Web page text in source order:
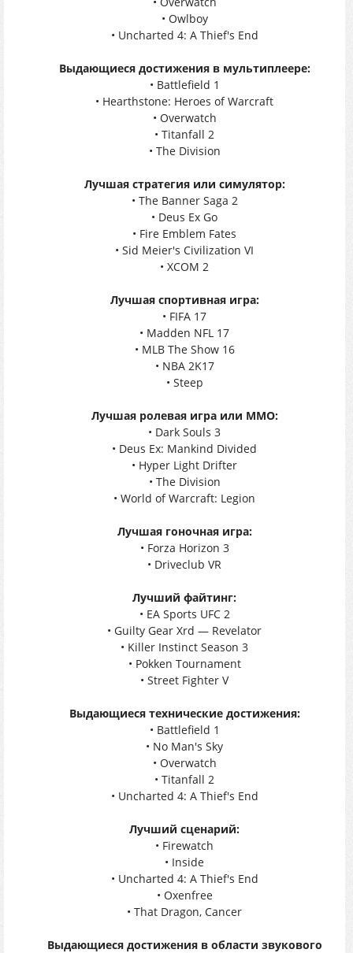
• Owlboy
• Uncharted 4: A Thief's End
Выдающиеся достижения в мультиплеере:
• Battlefield 1
• Hearthstone: Heroes of Warcraft
• Overwatch
• Titanfall 2
• The Division
Лучшая стратегия или симулятор:
• The Banner Saga 2
• Deus Ex Go
• Fire Emblem Fates
• Sid Meier's Civilization VI
• XCOM 2
Лучшая спортивная игра:
• FIFA 17
• Madden NFL 17
• MLB The Show 16
• NBA 2K17
• Steep
Лучшая ролевая игра или ММО:
• Dark Souls 3
• Deus Ex: Mankind Divided
• Hyper Light Drifter
• The Division
• World of Warcraft: Legion
Лучшая гоночная игра:
• Forza Horizon 3
• Driveclub VR
Лучший файтинг:
• EA Sports UFC 2
• Guilty Gear Xrd — Revelator
• Killer Instinct Season 3
• Pokken Tournament
• Street Fighter V
Выдающиеся технические достижения:
• Battlefield 1
• No Man's Sky
• Overwatch
• Titanfall 2
• Uncharted 4: A Thief's End
Лучший сценарий:
• Firewatch
• Inside
• Uncharted 4: A Thief's End
• Oxenfree
• That Dragon, Cancer
Выдающиеся достижения в области звукового